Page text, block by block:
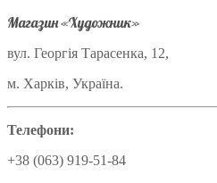
Магазин «Художник»
вул. Георгія Тарасенка, 12,
м. Харків, Україна.
Телефони:
+38 (063) 919-51-84